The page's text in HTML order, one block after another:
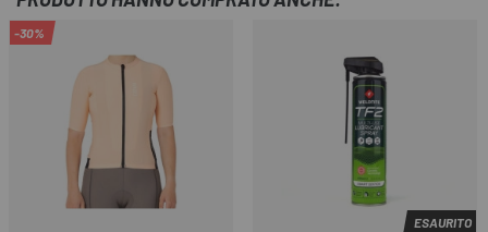
-30%
ESAURITO